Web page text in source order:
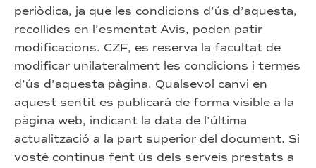
periòdica, ja que les condicions d’ús d’aquesta,
recollides en l’esmentat Avís, poden patir
modificacions. CZF, es reserva la facultat de
modificar unilateralment les condicions i termes
d’ús d’aquesta pàgina. Qualsevol canvi en
aquest sentit es publicarà de forma visible a la
pàgina web, indicant la data de l’última
actualització a la part superior del document. Si
vostè continua fent ús dels serveis prestats a